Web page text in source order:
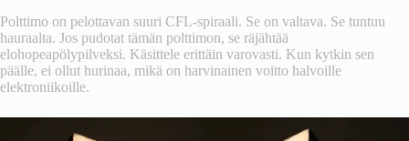
Polttimo on pelottavan suuri CFL-spiraali. Se on valtava. Se tuntuu
hauraalta. Jos pudotat tämän polttimon, se räjähtää
elohopeapölypilveksi. Käsittele erittäin varovasti. Kun kytkin sen
päälle, ei ollut hurinaa, mikä on harvinainen voitto halvoille
elektroniikoille.